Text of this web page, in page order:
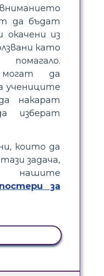
да бъдат
окачени из
като
да
учениците
накарат
изберат
които да
задача,
нашите
за